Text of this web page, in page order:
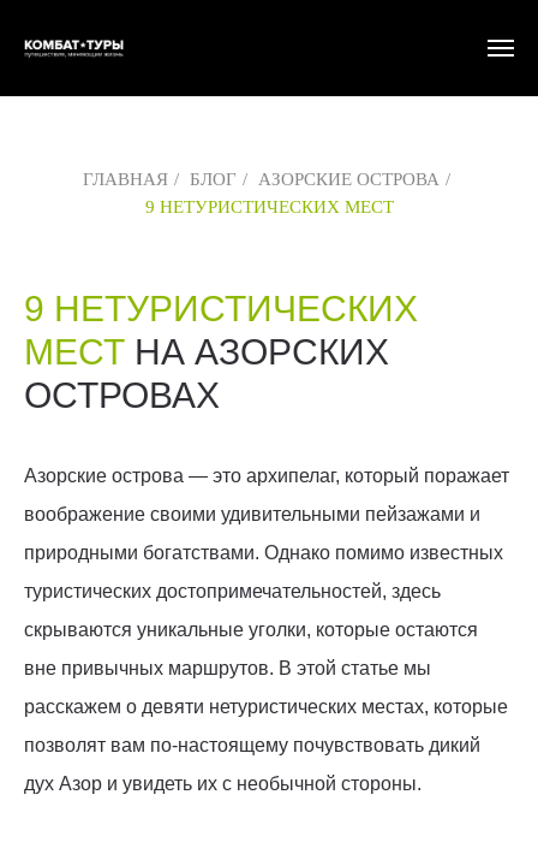
ГЛАВНАЯ / БЛОГ / АЗОРСКИЕ ОСТРОВА /
9 НЕТУРИСТИЧЕСКИХ МЕСТ
9 НЕТУРИСТИЧЕСКИХ
МЕСТ НА АЗОРСКИХ
ОСТРОВАХ
Азорские острова — это архипелаг, который поражает
воображение своими удивительными пейзажами и
природными богатствами. Однако помимо известных
туристических достопримечательностей, здесь
скрываются уникальные уголки, которые остаются
вне привычных маршрутов. В этой статье мы
расскажем о девяти нетуристических местах, которые
позволят вам по-настоящему почувствовать дикий
дух Азор и увидеть их с необычной стороны.